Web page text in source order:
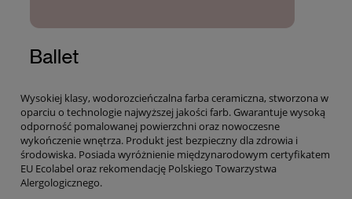
Wysokiej klasy, wodorozcieńczalna farba ceramiczna, stworzona w
oparciu o technologie najwyższej jakości farb. Gwarantuje wysoką
odporność pomalowanej powierzchni oraz nowoczesne
wykończenie wnętrza. Produkt jest bezpieczny dla zdrowia i
środowiska. Posiada wyróżnienie międzynarodowym certyfikatem
EU Ecolabel oraz rekomendację Polskiego Towarzystwa
Alergologicznego.